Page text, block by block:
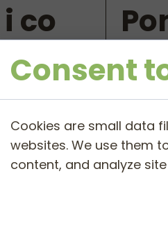
co
i na
dla
Consent
Cookies are small data
websites. We use them
content, and analyze